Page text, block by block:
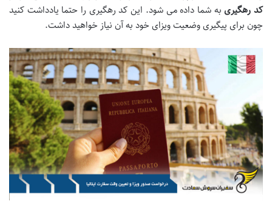
کد رهگیریبه شما داده می شود. این کد رهگیری را حتما یادداشت کنید
چون برای پیگیری وضعیت ویزای خود به آن نیاز خواهید داشت.